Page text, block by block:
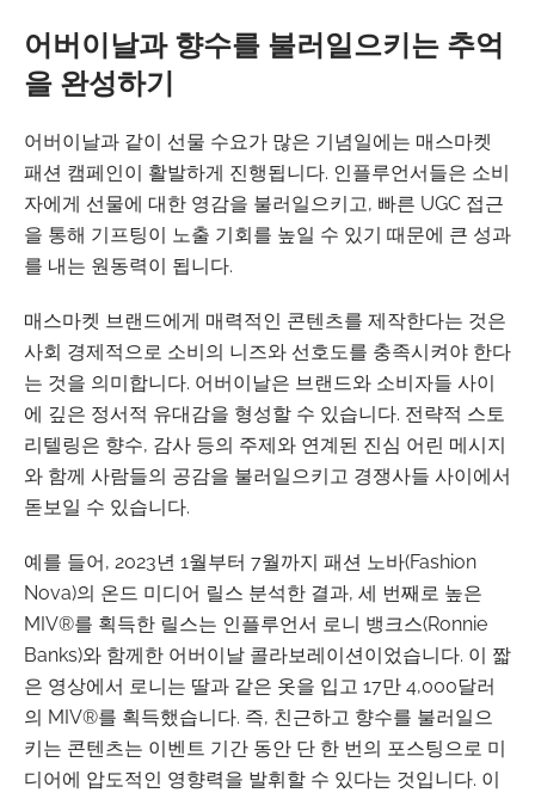
어버이날과 향수를 불러일으키는 추억
을 완성하기
어버이날과 같이 선물 수요가 많은 기념일에는 매스마켓
패션 캠페인이 활발하게 진행됩니다. 인플루언서들은 소비
자에게 선물에 대한 영감을 불러일으키고, 빠른 UGC 접근
을 통해 기프팅이 노출 기회를 높일 수 있기 때문에 큰 성과
를 내는 원동력이 됩니다.
매스마켓 브랜드에게 매력적인 콘텐츠를 제작한다는 것은
사회 경제적으로 소비의 니즈와 선호도를 충족시켜야 한다
는 것을 의미합니다. 어버이날은 브랜드와 소비자들 사이
에 깊은 정서적 유대감을 형성할 수 있습니다. 전략적 스토
리텔링은 향수, 감사 등의 주제와 연계된 진심 어린 메시지
와 함께 사람들의 공감을 불러일으키고 경쟁사들 사이에서
돋보일 수 있습니다.
예를 들어, 2023년 1월부터 7월까지 패션 노바(Fashion
Nova)의 온드 미디어 릴스 분석한 결과, 세 번째로 높은
MIV®를 획득한 릴스는 인플루언서 로니 뱅크스(Ronnie
Banks)와 함께한 어버이날 콜라보레이션이었습니다. 이 짧
은 영상에서 로니는 딸과 같은 옷을 입고 17만 4,000달러
의 MIV®를 획득했습니다. 즉, 친근하고 향수를 불러일으
키는 콘텐츠는 이벤트 기간 동안 단 한 번의 포스팅으로 미
디어에 압도적인 영향력을 발휘할 수 있다는 것입니다. 이